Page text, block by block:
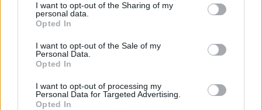
not limited to your visit or usage behaviour. You may click to
grant or deny consent to Google and its third-party tags to
use your data for below specified purposes in below Google
consent section.
I want to opt-out of the Sharing of my
personal data.
Opted In
I want to opt-out of the Sale of my
Personal Data.
Opted In
I want to opt-out of processing my
Personal Data for Targeted Advertising.
Opted In